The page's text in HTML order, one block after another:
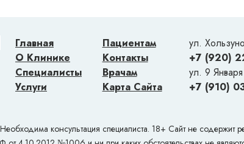
Главная
О Клинике
Специалисты
Услуги
Пациентам
Контакты
Врачам
Карта Сайта
ул.
+7 (920)
ул. 9
+7 (910)
консультация специалиста. 18+ Сайт не содержит